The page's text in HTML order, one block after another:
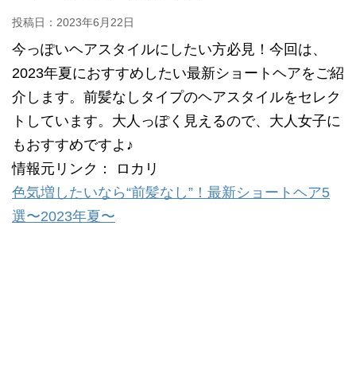
投稿日： 2023年6月22日
今っぽいヘアスタイルにしたい方必見！今回は、
2023年夏におすすめしたい最新ショートヘアをご紹
介します。前髪なしタイプのヘアスタイルをセレク
トしています。大人っぽく見えるので、大人女子に
もおすすめですよ♪
情報元リンク： ロカリ
色気増したいなら“前髪なし”！最新ショートヘア5
選〜2023年夏〜